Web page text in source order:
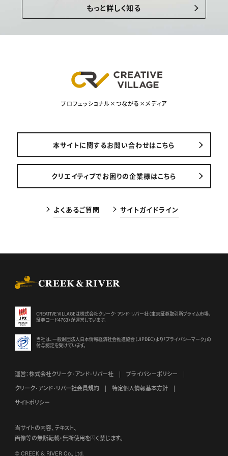
もっと詳しく知る
プロフェッショナル×つながる×メディア
本サイトに関するお問い合わせはこちら
クリエイティブでお困りの企業様はこちら
よくあるご質問 サイトガイドライン
CREATIVE VILLAGEは株式会社クリーク･アンド･リバー社（東京証券取引所プライム市場、
証券コード4763）が運営しています。
当社は、一般財団法人日本情報経済社会推進協会（JIPDEC）より 「プライバシーマーク」の
付与認定を受けています。
運営：株式会社クリーク･アンド･リバー社
プライバシーポリシー
クリーク･アンド･リバー社会員規約
特定個人情報基本方針
サイトポリシー
当サイトの内容、テキスト、
画像等の無断転載・無断使用を固く禁じます。
© CREEK & RIVER Co., Ltd.